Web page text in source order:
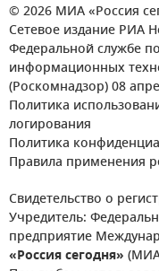
© 2026 МИА «Россия
Сетевое издание РИА
Федеральной службе
информационных
(Роскомнадзор) 08
Политика
логирования
Политика
Правила применения
Свидетельство о
Учредитель:
предприятие
«Россия сегодня» (МИА